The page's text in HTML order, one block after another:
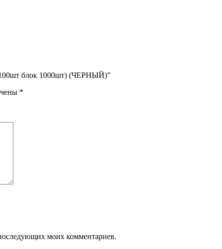
100шт блок 1000шт) (ЧЕРНЫЙ)”
*
моих комментариев.